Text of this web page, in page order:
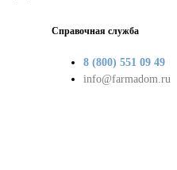
Справочная служба
8 (800) 551 09 49
info@farmadom.ru